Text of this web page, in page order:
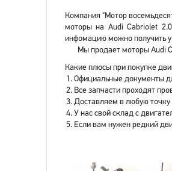
Компания "Мотор
моторы на Audi Cabriolet
инфомацию можно получить
Мы продает моторы Audi
Какие плюсы при покупке
Официальные документы
Все запчасти проходят
Доставляем в любую
У нас свой склад с
Если вам нужен редкий